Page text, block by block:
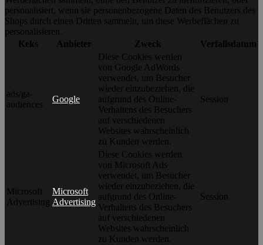
personalisiert, wenn sie personenbezogene Daten des Benutzers des
Shops durch einen Dritten sammeln, um diese Werbeflächen zu
personalisieren.
Keks
Anbieter Zweck Verfallsdatum
ads/ga-
audiences
Google
Diese Cookies werden
von Google AdWords
verwendet, um Besucher
wieder einzubeziehen, die
aufgrund des Online-
Verhaltens des Besuchers
auf verschiedenen
Websites wahrscheinlich
zu Kunden werden.
Session
Microsoft
Advertising
Microsoft
Advertising
Diese Cookies werden
von Microsoft Ads
verwendet, um Besucher
wieder einzubeziehen, die
aufgrund des Online-
Verhaltens des Besuchers
auf verschiedenen
Websites wahrscheinlich
zu Kunden werden.
Session